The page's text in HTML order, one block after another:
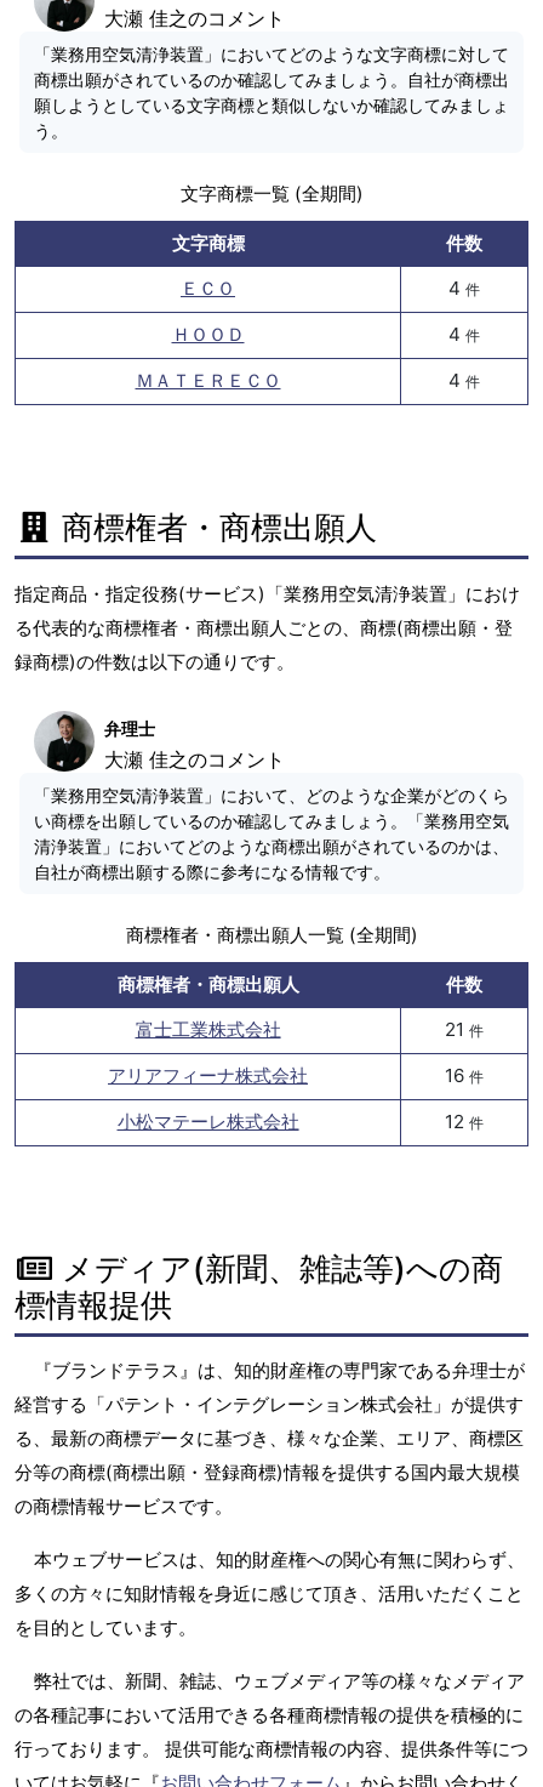
大瀬 佳之のコメント
「業務用空気清浄装置」においてどのような文字商標に対して
商標出願がされているのか確認してみましょう。自社が商標出
願しようとしている文字商標と類似しないか確認してみましょ
う。
文字商標一覧 (全期間)
文字商標
件数
ＥＣＯ
4 件
ＨＯＯＤ 4 件
ＭＡＴＥＲＥＣＯ 4 件
商標権者・商標出願人
指定商品・指定役務(サービス)「業務用空気清浄装置」におけ
る代表的な商標権者・商標出願人ごとの、商標(商標出願・登
録商標)の件数は以下の通りです。
弁理士
大瀬 佳之のコメント
「業務用空気清浄装置」において、どのような企業がどのくら
い商標を出願しているのか確認してみましょう。「業務用空気
清浄装置」においてどのような商標出願がされているのかは、
自社が商標出願する際に参考になる情報です。
商標権者・商標出願人一覧 (全期間)
商標権者・商標出願人
件数
富士工業株式会社
21 件
アリアフィーナ株式会社 16 件
小松マテーレ株式会社 12 件
メディア(新聞、雑誌等)への商
標情報提供
『ブランドテラス』は、知的財産権の専門家である弁理士が
経営する「パテント・インテグレーション株式会社」が提供す
る、最新の商標データに基づき、様々な企業、エリア、商標区
分等の商標(商標出願・登録商標)情報を提供する国内最大規模
の商標情報サービスです。
本ウェブサービスは、知的財産権への関心有無に関わらず、
多くの方々に知財情報を身近に感じて頂き、活用いただくこと
を目的としています。
弊社では、新聞、雑誌、ウェブメディア等の様々なメディア
の各種記事において活用できる各種商標情報の提供を積極的に
行っております。 提供可能な商標情報の内容、提供条件等につ